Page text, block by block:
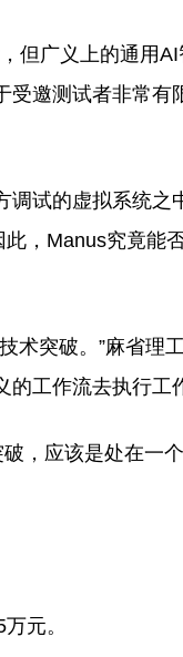
但广义上的通用
邀测试者非常有
试的虚拟系统
，Manus究竟能
术突破。”麻省理
工作流去执行工
，应该是处在一
元。